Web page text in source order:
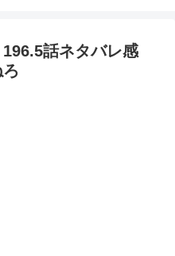
話ネタバレ感